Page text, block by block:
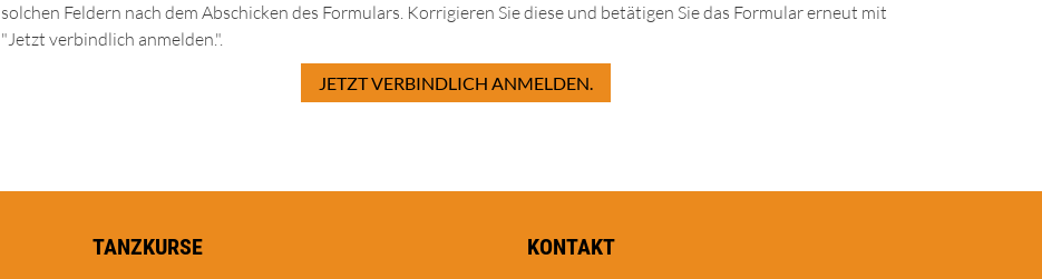
solchen Feldern nach dem Abschicken des Formulars. Korrigieren Sie diese und betätigen Sie das Formular erneut mit
"Jetzt verbindlich anmelden.".
JETZT VERBINDLICH ANMELDEN.
TANZKURSE KONTAKT